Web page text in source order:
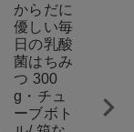
からだに
優しい毎
日の乳酸
菌はちみ
つ 300
g・チュ
ーブボト
トボ
ス入